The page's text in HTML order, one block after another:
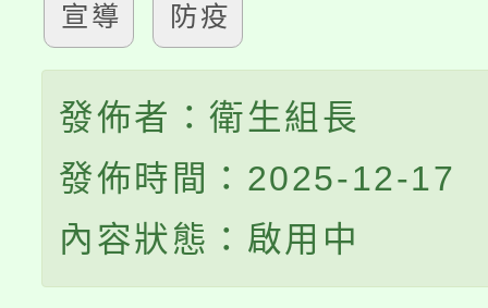
宣導 防疫
發佈者：衛生組長
發佈時間：2025-12-17
內容狀態：啟用中